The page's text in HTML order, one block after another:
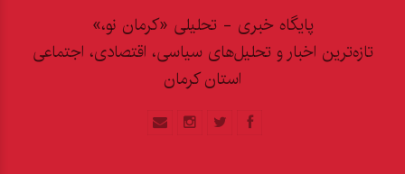
پایگاه خبری - تحلیلی «کرمان نو،»
تازه‌ترین اخبار و تحلیل‌های سیاسی، اقتصادی، اجتماعی
استان کرمان